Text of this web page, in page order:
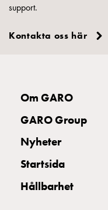
guide
Group
Nyheter
support.
Kontakta oss här
Om GARO
GARO Group
Nyheter
Startsida
Hållbarhet